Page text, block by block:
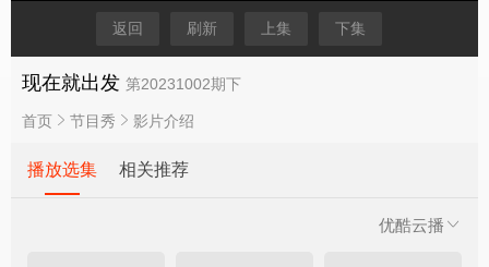
返回 刷新 上集 下集
现在就出发 第20231002期下
首页 节目秀 影片介绍
播放选集 相关推荐
优酷云播